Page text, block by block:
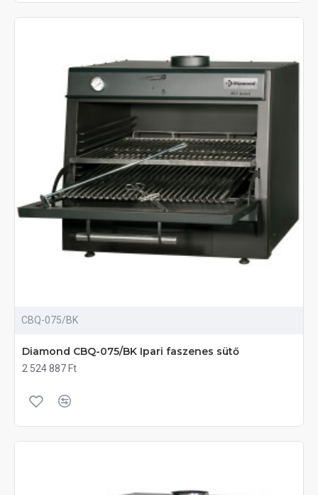
CBQ-075/BK
Diamond CBQ-075/BK Ipari faszenes sütő
2 524 887 Ft